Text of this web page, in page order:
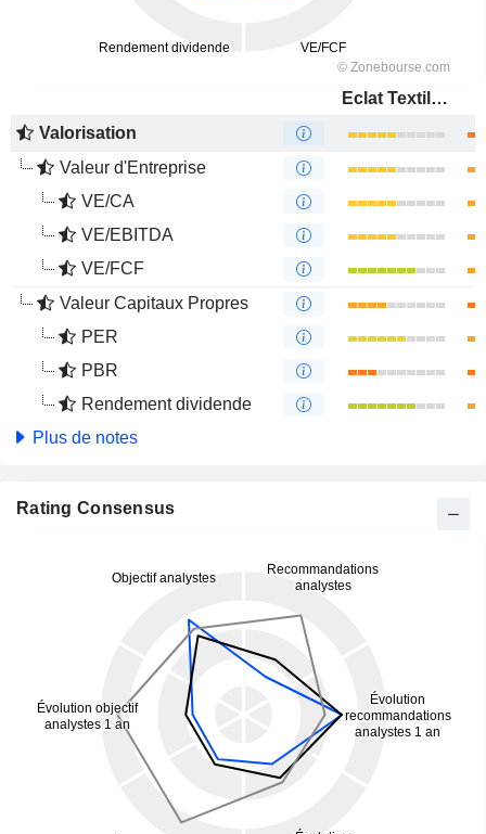
Eclat Textile Co., Ltd.
Valorisation
Valeur d'Entreprise
VE/CA
VE/EBITDA
VE/FCF
Valeur Capitaux Propres
PER
PBR
Rendement dividende
Plus de notes
Rating Consensus